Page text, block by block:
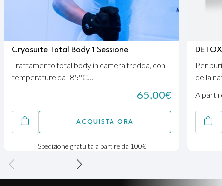
Cryosuite Total Body 1 Sessione
Trattamento total body in camera fredda, con
temperature da -85°C…
65,00€
ACQUISTA ORA
Spedizione gratuita a partire da 100€
Per
della
A